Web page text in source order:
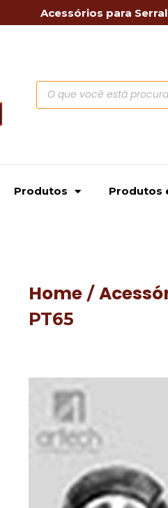
Acessórios para
Produtos Produtos
Home /
PT65